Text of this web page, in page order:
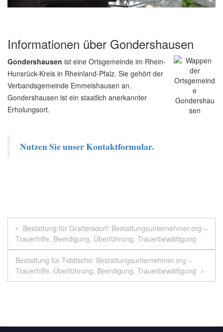
Informationen über Gondershausen
Gondershausen ist eine Ortsgemeinde im Rhein-
Hunsrück-Kreis in Rheinland-Pfalz. Sie gehört der
Verbandsgemeinde Emmelshausen an.
Gondershausen ist ein staatlich anerkannter
Erholungsort.
Nutzen Sie unser Kontaktformular.
Beitragsnavigation
Bestattung für Grattersdorf: Bestattungsunternehmer.org –
Trauerhilfe, Beerdigung, Überführung, Trauerbewältigung
Bestattung für Tiddische: Bestattungsunternehmer.org –
Trauerhilfe, Überführung, Beerdigung, Trauerbewältigung